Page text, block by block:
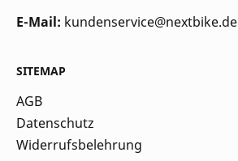
E-Mail: kundenservice@nextbike.de
SITEMAP
AGB
Datenschutz
Widerrufsbelehrung